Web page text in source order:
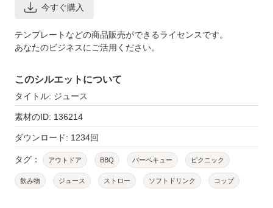
今すぐ購入
テンプレートなどの商品販売ができるライセンスです。
あなたのビジネスにご活用ください。
このシルエットについて
タイトル: ジュース
素材のID: 136214
ダウンロード: 1234回
タグ： アウトドア BBQ バーベキュー ピクニック
飲み物 ジュース ストロー ソフトドリンク コップ